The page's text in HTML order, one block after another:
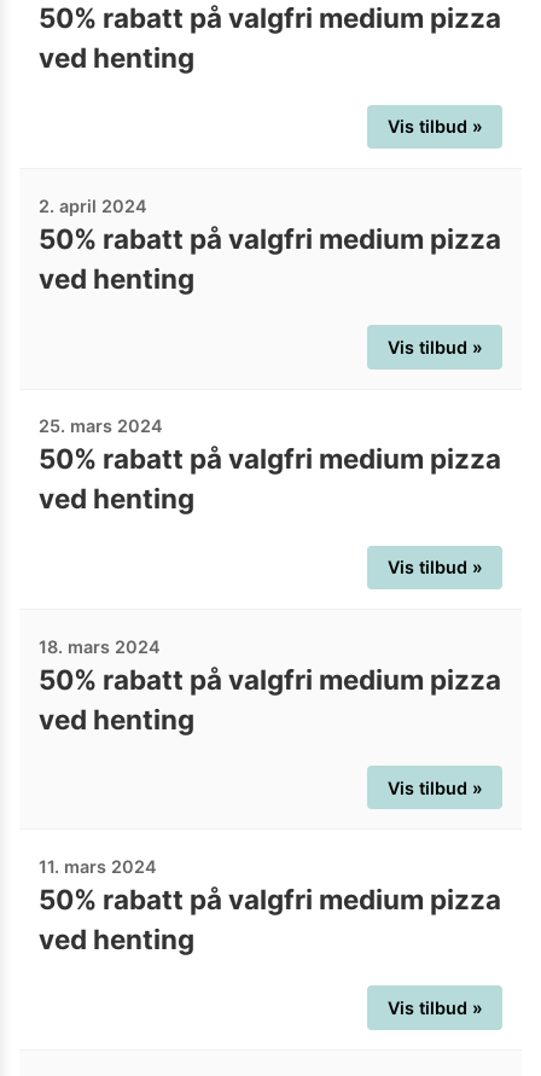
50% rabatt på valgfri medium pizza
ved henting
Vis tilbud »
2. april 2024
50% rabatt på valgfri medium pizza
ved henting
Vis tilbud »
25. mars 2024
50% rabatt på valgfri medium pizza
ved henting
Vis tilbud »
18. mars 2024
50% rabatt på valgfri medium pizza
ved henting
Vis tilbud »
11. mars 2024
50% rabatt på valgfri medium pizza
ved henting
Vis tilbud »